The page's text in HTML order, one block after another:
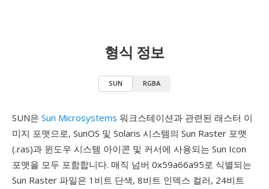
형식 정보
SUN RGBA
SUN은 Sun Microsystems 워크스테이션과 관련된 래스터 이
미지 포맷으로, SunOS 및 Solaris 시스템의 Sun Raster 포맷
(.ras)과 윈도우 시스템 아이콘 및 커서에 사용되는 Sun Icon
포맷을 모두 포함합니다. 매직 넘버 0x59a66a95로 식별되는
Sun Raster 파일은 1비트 단색, 8비트 인덱스 컬러, 24비트